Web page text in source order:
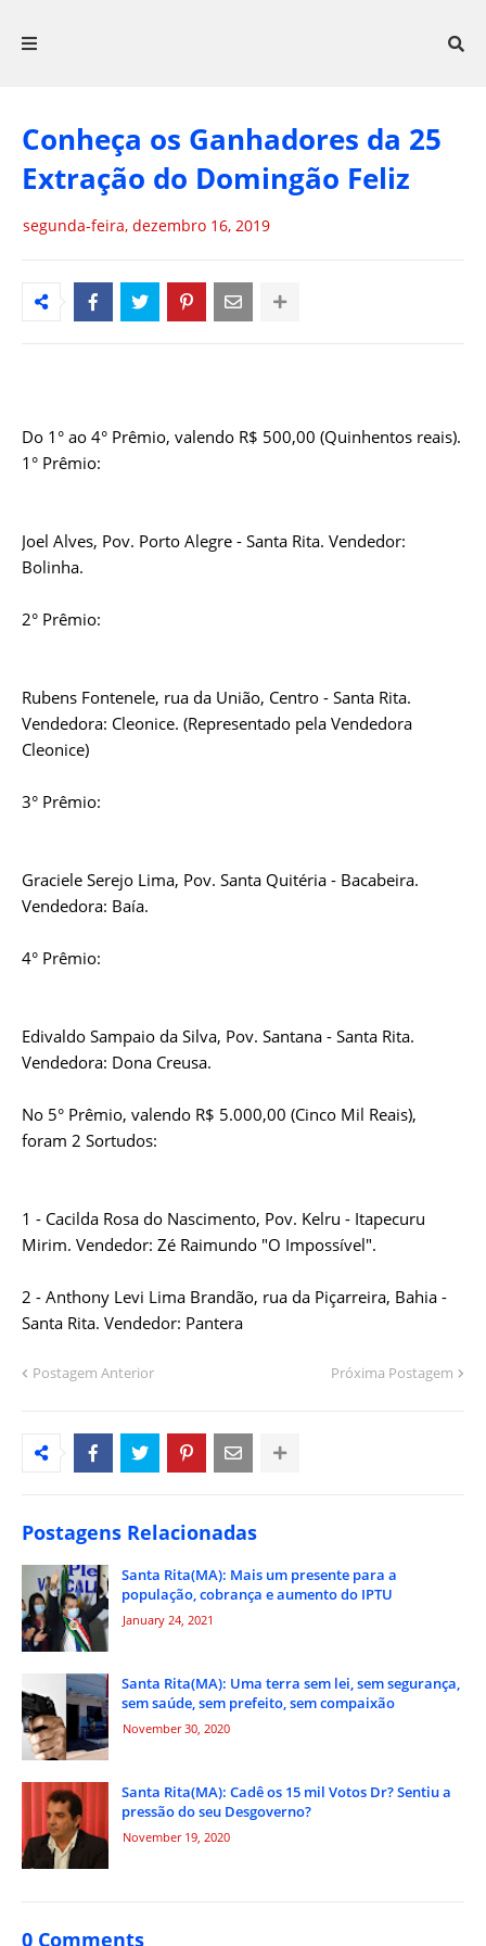
Conheça os Ganhadores da 25
Extração do Domingão Feliz
segunda-feira, dezembro 16, 2019
Do 1° ao 4° Prêmio, valendo R$ 500,00 (Quinhentos reais).
1° Prêmio:
Joel Alves, Pov. Porto Alegre - Santa Rita. Vendedor:
Bolinha.
2° Prêmio:
Rubens Fontenele, rua da União, Centro - Santa Rita.
Vendedora: Cleonice. (Representado pela Vendedora
Cleonice)
3° Prêmio:
Graciele Serejo Lima, Pov. Santa Quitéria - Bacabeira.
Vendedora: Baía.
4° Prêmio:
Edivaldo Sampaio da Silva, Pov. Santana - Santa Rita.
Vendedora: Dona Creusa.
No 5° Prêmio, valendo R$ 5.000,00 (Cinco Mil Reais),
foram 2 Sortudos:
1 - Cacilda Rosa do Nascimento, Pov. Kelru - Itapecuru
Mirim. Vendedor: Zé Raimundo "O Impossível".
2 - Anthony Levi Lima Brandão, rua da Piçarreira, Bahia -
Santa Rita. Vendedor: Pantera
Postagem Anterior Próxima Postagem
Postagens Relacionadas
Santa Rita(MA): Mais um presente para a
população, cobrança e aumento do IPTU
January 24, 2021
Santa Rita(MA): Uma terra sem lei, sem segurança,
sem saúde, sem prefeito, sem compaixão
November 30, 2020
Santa Rita(MA): Cadê os 15 mil Votos Dr? Sentiu a
pressão do seu Desgoverno?
November 19, 2020
0 Comments